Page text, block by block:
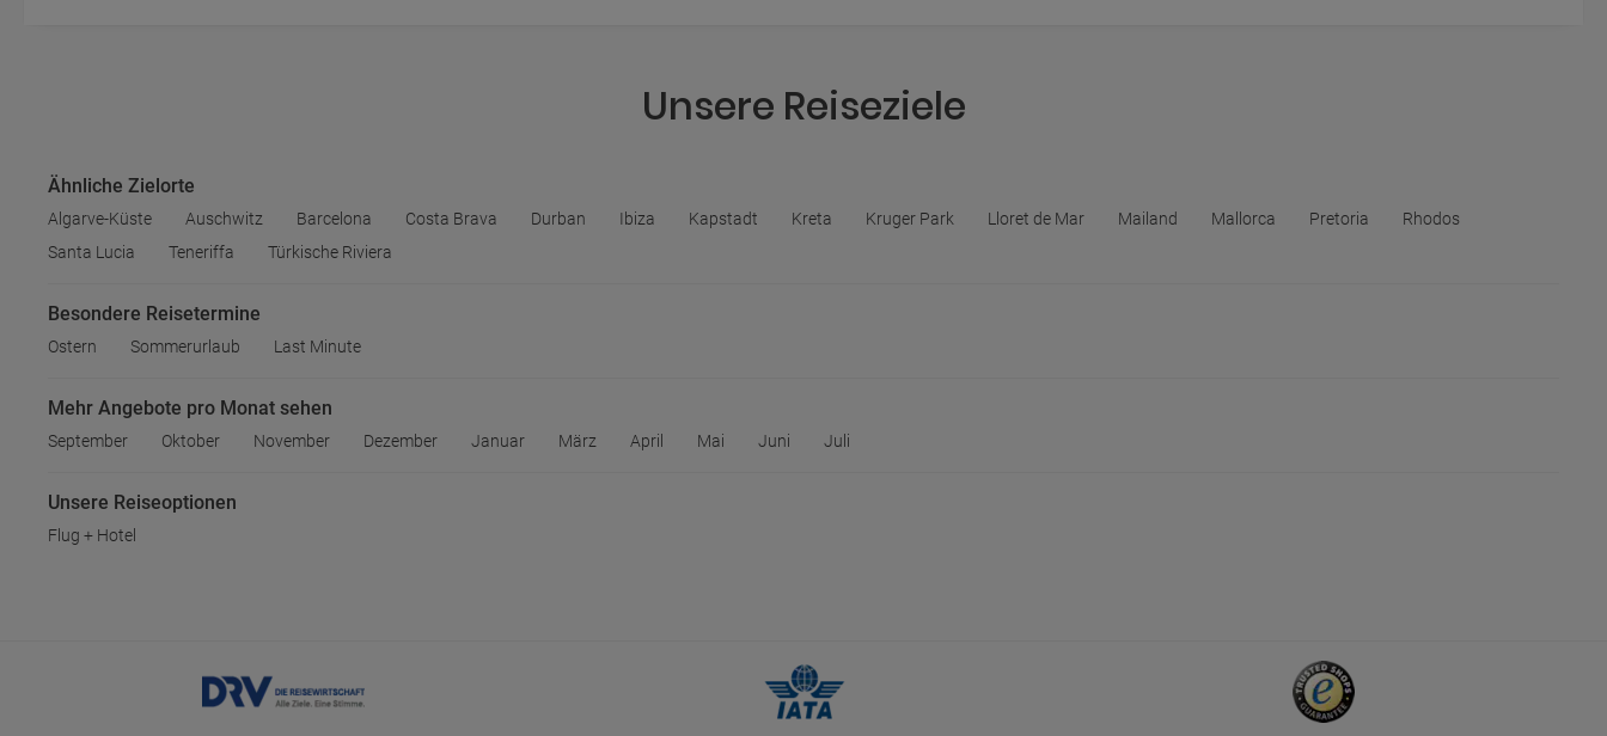
Unsere Reiseziele
Ähnliche Zielorte
Algarve-Küste Auschwitz Barcelona Costa Brava Durban Ibiza Kapstadt Kreta Kruger Park Lloret de Mar Mailand Mallorca Pretoria
Rhodos
Santa Lucia
Teneriffa Türkische Riviera
Besondere Reisetermine
Ostern Sommerurlaub Last Minute
Mehr Angebote pro Monat sehen
September Oktober November Dezember Januar März April Mai Juni Juli
Unsere Reiseoptionen
Flug + Hotel